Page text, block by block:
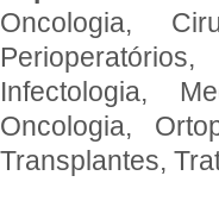
Oncologia,
Infectologia,
Oncologia,
Transplantes,